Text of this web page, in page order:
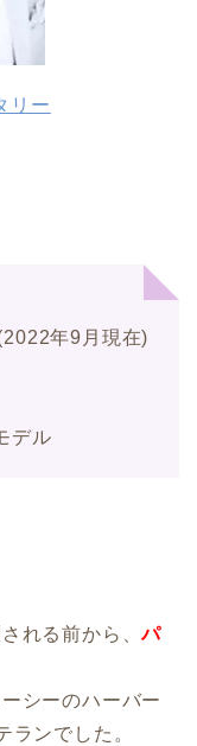
リー
年9月現在)
デル
れる前から、パ
シーのハーバー
ランでした。